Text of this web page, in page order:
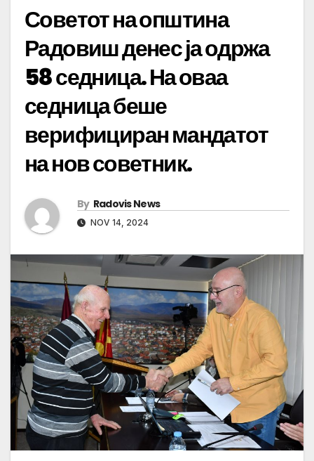
Советот на општина
Радовиш денес ја одржа
58 седница. На оваа
седница беше
верифициран мандатот
на нов советник.
By Radovis News
NOV 14, 2024